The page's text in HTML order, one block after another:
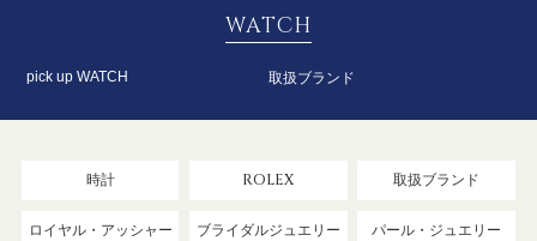
WATCH
pick up WATCH 取扱ブランド
時計 ROLEX 取扱ブランド
ロイヤル・アッシャー ブライダルジュエリー パール・ジュエリー